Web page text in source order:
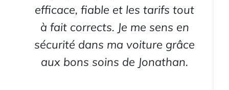
efficace, fiable et les tarifs tout
à fait corrects. Je me sens en
sécurité dans ma voiture grâce
aux bons soins de Jonathan.